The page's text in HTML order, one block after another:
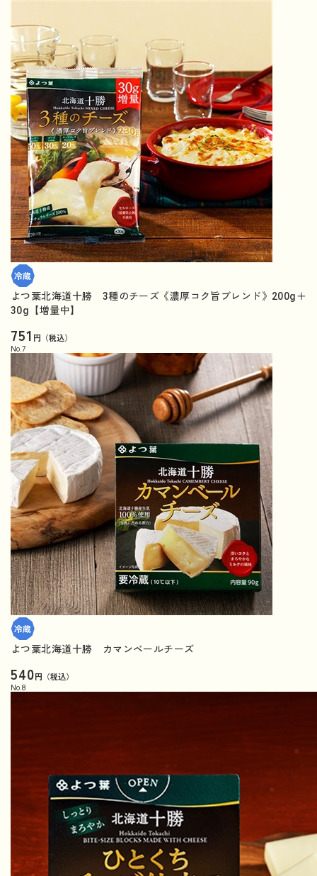
よつ葉北海道十勝 3種のチーズ《濃厚コク旨ブレンド》200g＋
30g【増量中】
751 円（税込）
No. 7
よつ葉北海道十勝 カマンベールチーズ
540円（税込）
No. 8